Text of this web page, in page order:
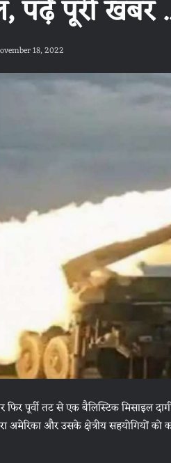
पढ़ें पूरी खबर
18, 2022
फिर पूर्वी तट से एक बैलिस्टिक मिसाइल
अमेरिका और उसके क्षेत्रीय सहयोगियों